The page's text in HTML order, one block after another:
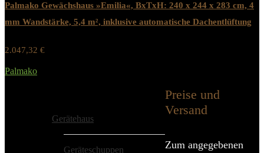
Palmako Gewächshaus »Emilia«, BxTxH: 240 x 244 x 283 cm, 4
mm Wandstärke, 5,4 m², inklusive automatische Dachentlüftung
2.047,32 €
Palmako
Gerätehaus
Geräteschuppen
Preise und
Versand
Zum angegebenen